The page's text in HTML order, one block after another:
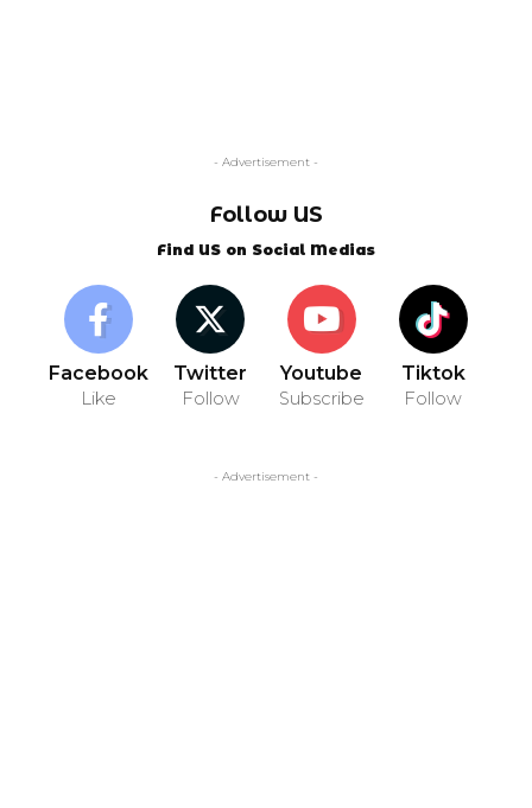
- Advertisement -
Follow US
Find US on Social Medias
Facebook
Like
Twitter
Follow
Youtube
Subscribe
Tiktok
Follow
- Advertisement -